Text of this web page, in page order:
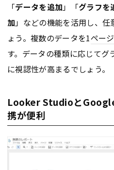
「データを追加 」「グラフを
加 」などの機能を活用し、
ょう。複数のデータを1ページ
す。データの種類に応じてグ
に視認性が高まるでしょう。
Looker Studioと
携が便利